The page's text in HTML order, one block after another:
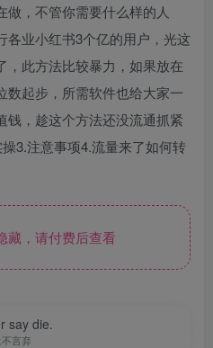
，不管你需要什么样的人
各业小红书3个亿的用户，光这
，此方法比较暴力，如果放在
数起步，所需软件也给大家一
钱，趁这个方法还没流通抓紧
3.注意事项4.流量来了如何转
，请付费后查看
say die.
不言弃